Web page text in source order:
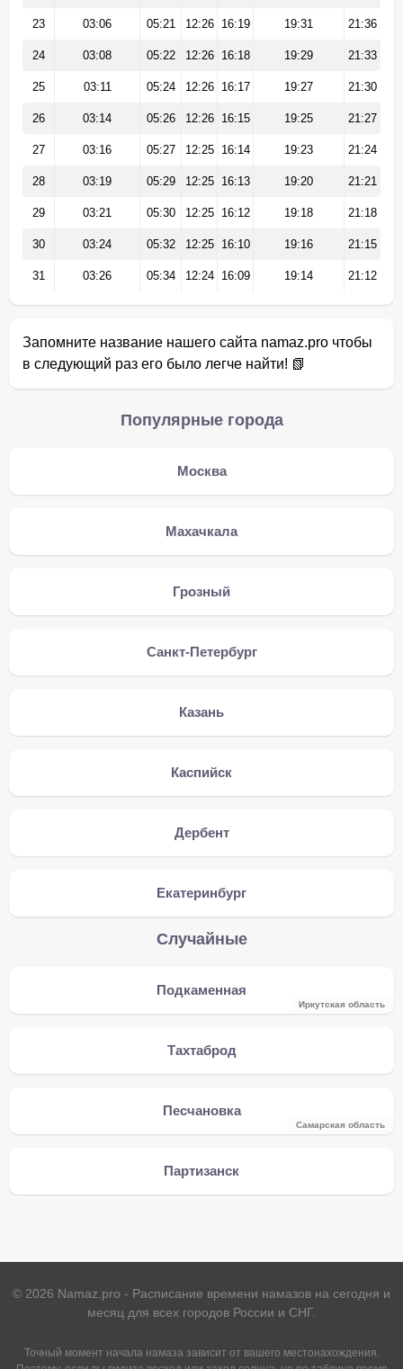
23 03:06 05:21 12:26 16:19 19:31 21:36
24 03:08 05:22 12:26 16:18 19:29 21:33
25 03:11 05:24 12:26 16:17 19:27 21:30
26 03:14 05:26 12:26 16:15 19:25 21:27
27 03:16 05:27 12:25 16:14 19:23 21:24
28 03:19 05:29 12:25 16:13 19:20 21:21
29 03:21 05:30 12:25 16:12 19:18 21:18
30 03:24 05:32 12:25 16:10 19:16 21:15
31 03:26 05:34 12:24 16:09 19:14 21:12
Запомните название нашего сайта namaz.pro чтобы
в следующий раз его было легче найти! 📗
Популярные города
Москва
Махачкала
Грозный
Санкт-Петербург
Казань
Каспийск
Дербент
Екатеринбург
Случайные
Подкаменная
Иркутская область
Тахтаброд
Песчановка
Самарская область
Партизанск
© 2026 Namaz.pro - Расписание времени намазов на сегодня и
месяц для всех городов России и СНГ.
Точный момент начала намаза зависит от вашего местонахождения.